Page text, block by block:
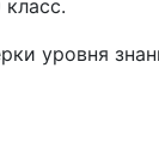
уровня